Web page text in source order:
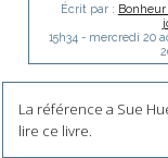
Écrit par : Bonheur
15h34 - mercredi 20
La référence a Sue
lire ce livre.